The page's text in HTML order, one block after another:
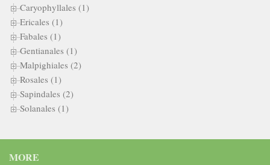
Caryophyllales (1)
Ericales (1)
Fabales (1)
Gentianales (1)
Malpighiales (2)
Rosales (1)
Sapindales (2)
Solanales (1)
MORE